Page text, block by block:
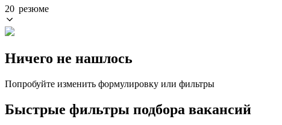
20 резюме
Ничего не нашлось
Попробуйте изменить формулировку или фильтры
Быстрые фильтры подбора вакансий